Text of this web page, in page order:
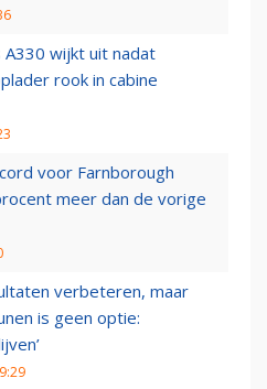
A330 wijkt uit nadat
rook in cabine
voor Farnborough
meer dan de vorige
verbeteren, maar
is geen optie: